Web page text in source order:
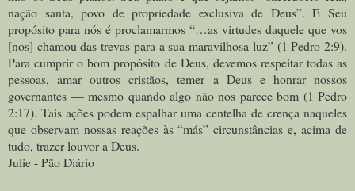
nação santa, povo de propriedade exclusiva de Deus”. E Seu
propósito para nós é proclamarmos “…as virtudes daquele que vos
[nos] chamou das trevas para a sua maravilhosa luz” (1 Pedro 2:9).
Para cumprir o bom propósito de Deus, devemos respeitar todas as
pessoas, amar outros cristãos, temer a Deus e honrar nossos
governantes — mesmo quando algo não nos parece bom (1 Pedro
2:17). Tais ações podem espalhar uma centelha de crença naqueles
que observam nossas reações às “más” circunstâncias e, acima de
tudo, trazer louvor a Deus.
Julie - Pão Diário